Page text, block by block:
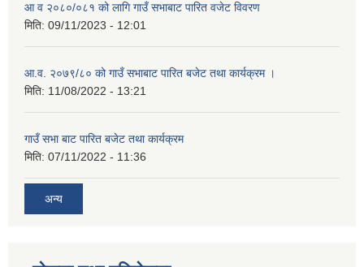
आ व २०८०/०८१ को लागि गाउँ सभाबाट पारित वजेट विवरण
मिति: 09/11/2023 - 12:01
आ.व. २०७९/८० को गाउँ सभाबाट पारित बजेट तथा कार्यक्रम ।
मिति: 11/08/2022 - 13:21
गाउँ सभा बाट पारित बजेट तथा कार्यक्रम
मिति: 07/11/2022 - 11:36
अन्य